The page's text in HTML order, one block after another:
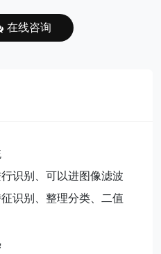
在线咨询
识别、可以进图像滤波
识别、整理分类、二值